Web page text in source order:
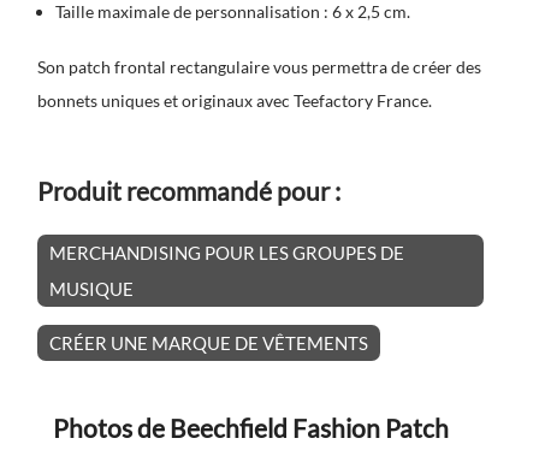
Taille maximale de personnalisation : 6 x 2,5 cm.
Son patch frontal rectangulaire vous permettra de créer des
bonnets uniques et originaux avec Teefactory France.
Produit recommandé pour :
MERCHANDISING POUR LES GROUPES DE
MUSIQUE
CRÉER UNE MARQUE DE VÊTEMENTS
Photos de Beechfield Fashion Patch